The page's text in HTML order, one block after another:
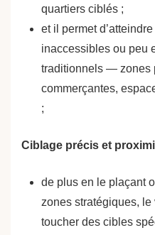
quartiers ciblés ;
et il permet
inaccessibles ou peu
traditionnels — zones
commerçantes,
;
Ciblage précis et
de plus en le plaçant
zones stratégiques,
toucher des cibles